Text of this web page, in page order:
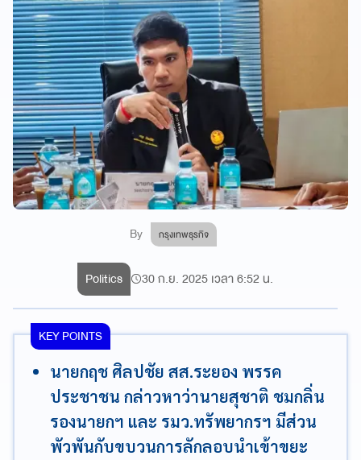
By กรุงเทพธุรกิจ
Politics 30 ก.ย. 2025 เวลา 6:52 น.
KEY POINTS
นายกฤช ศิลปชัย สส.ระยอง พรรค
ประชาชน กล่าวหาว่านายสุชาติ ชมกลิ่น
รองนายกฯ และ รมว.ทรัพยากรฯ มีส่วน
พัวพันกับขบวนการลักลอบนำเข้าขยะ